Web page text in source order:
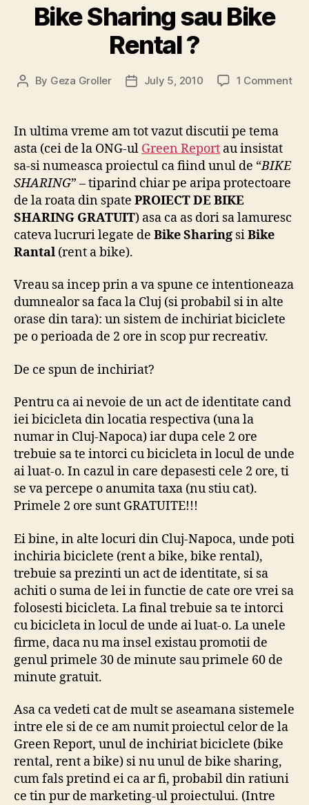
Bike Sharing sau Bike
Rental ?
Post
By Geza Groller
PostJuly 5, 2010 1 Commenton
In ultima vreme am tot vazut discutii pe tema
asta (cei de la ONG-ul Green Report au insistat
sa-si numeasca proiectul ca fiind unul de “BIKE
SHARING” – tiparind chiar pe aripa protectoare
de la roata din spate PROIECT DE BIKE
SHARING GRATUIT) asa ca as dori sa lamuresc
cateva lucruri legate de Bike Sharing siBike
Rantal (rent a bike).
Vreau sa incep prin a va spune ce intentioneaza
dumnealor sa faca la Cluj (si probabil si in alte
orase din tara): un sistem de inchiriat biciclete
pe o perioada de 2 ore in scop pur recreativ.
De ce spun de inchiriat?
Pentru ca ai nevoie de un act de identitate cand
iei bicicleta din locatia respectiva (una la
numar in Cluj-Napoca) iar dupa cele 2 ore
trebuie sa te intorci cu bicicleta in locul de unde
ai luat-o. In cazul in care depasesti cele 2 ore, ti
se va percepe o anumita taxa (nu stiu cat).
Primele 2 ore sunt GRATUITE!!!
Ei bine, in alte locuri din Cluj-Napoca, unde poti
inchiria biciclete (rent a bike, bike rental),
trebuie sa prezinti un act de identitate, si sa
achiti o suma de lei in functie de cate ore vrei sa
folosesti bicicleta. La final trebuie sa te intorci
cu bicicleta in locul de unde ai luat-o. La unele
firme, daca nu ma insel existau promotii de
genul primele 30 de minute sau primele 60 de
minute gratuit.
Asa ca vedeti cat de mult se aseamana sistemele
intre ele si de ce am numit proiectul celor de la
Green Report, unul de inchiriat biciclete (bike
rental, rent a bike) si nu unul de bike sharing,
cum fals pretind ei ca ar fi, probabil din ratiuni
ce tin pur de marketing-ul proiectului. (Intre